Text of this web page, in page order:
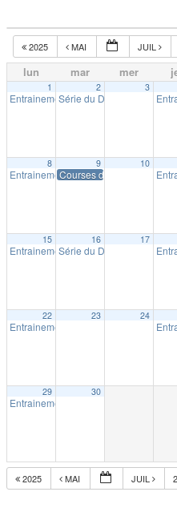
2025 MAI JUIL
lun mar mer
1
Entrainement extérieur à Shawinigan
2
Série du Diable – Saison
3
8
Entrainement extérieur à Shawinigan
9
Courses du P’tit Shérif –
10
15
Entrainement extérieur à Shawinigan
16
Série du Diable – Saison
17
22
Entrainement extérieur à Shawinigan
23 24
29
Entrainement extérieur à Shawinigan
30
2025 MAI JUIL